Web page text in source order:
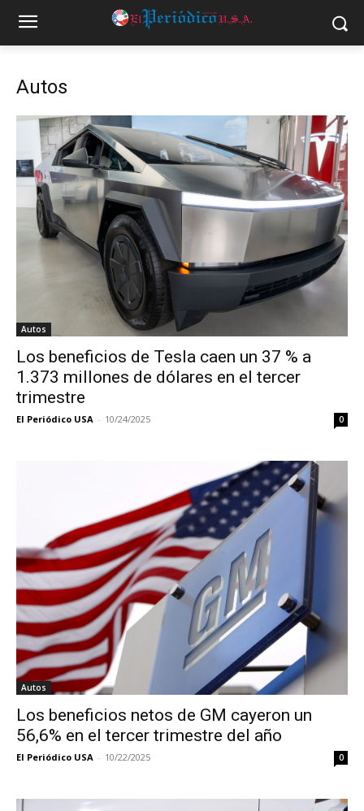
Autos
Autos
Los beneficios de Tesla caen un 37 % a
1.373 millones de dólares en el tercer
trimestre
El Periódico USA - 10/24/2025 0
Autos
Los beneficios netos de GM cayeron un
56,6% en el tercer trimestre del año
El Periódico USA - 10/22/2025 0